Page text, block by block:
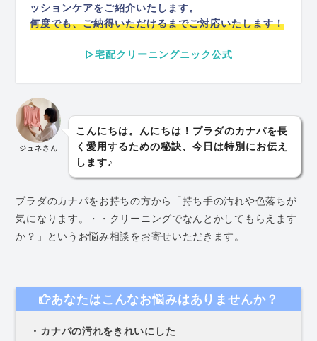
ッションケアをご紹介いたします。
何度でも、ご納得いただけるまでご対応いたします！
▷宅配クリーニングニック公式
ジュネさん
こんにちは。んにちは！プラダのカナパを長
く愛用するための秘訣、今日は特別にお伝え
します♪
プラダのカナパをお持ちの方から「持ち手の汚れや色落ちが
気になります。・・クリーニングでなんとかしてもらえます
か？」というお悩み相談をお寄せいただきます。
あなたはこんなお悩みはありませんか？
・カナパの汚れをきれいにした